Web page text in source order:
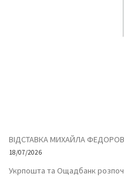
ВІДСТАВКА МИХАЙЛА
18/07/2026
Укрпошта та Ощадбанк